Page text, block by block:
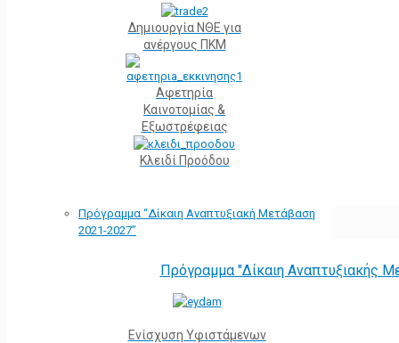
Δημιουργία ΝΘΕ για
ανέργους ΠΚΜ
Αφετηρία
Kαινοτομίας &
Εξωστρέφειας
Κλειδί Προόδου
Πρόγραμμα “Δίκαιη Αναπτυξιακή Μετάβαση
2021-2027”
Πρόγραμμα "Δίκαιη Αναπτυξιακής
Ενίσχυση Υφιστάμενων